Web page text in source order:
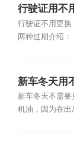
行驶证用不
行驶证不用更
两种过期介绍：
新车冬天用
新车冬天不需
机油，因为在